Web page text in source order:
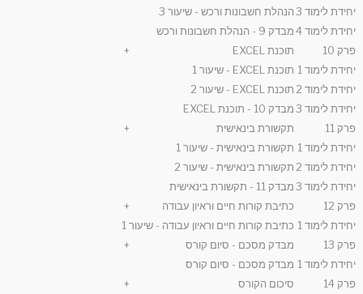
יחידת לימוד 3
הנהלת חשבונות ורכש - שיעור 3
יחידת לימוד 4
מבדק 9 - הנהלת חשבונות ורכש
פרק 10
תוכנת EXCEL
+
יחידת לימוד 1
תוכנת EXCEL - שיעור 1
יחידת לימוד 2
תוכנת EXCEL - שיעור 2
יחידת לימוד 3
מבדק 10 - תוכנת EXCEL
פרק 11
תקשורת בינאישית
+
יחידת לימוד 1
תקשורת בינאישית - שיעור 1
יחידת לימוד 2
תקשורת בינאישית - שיעור 2
יחידת לימוד 3
מבדק 11 - תקשורת בינאישית
פרק 12
כתיבת קורות חיים וראיון עבודה
+
יחידת לימוד 1
כתיבת קורות חיים וראיון עבודה - שיעור 1
פרק 13
מבדק מסכם - סיום קורס
+
יחידת לימוד 1
מבדק מסכם - סיום קורס
פרק 14
סיכום הקורס
+